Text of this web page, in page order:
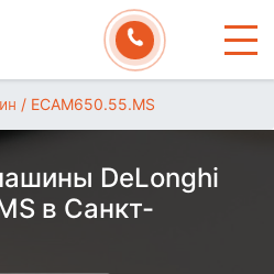
/ ECAM650.55.MS
DeLonghi
в Санкт-